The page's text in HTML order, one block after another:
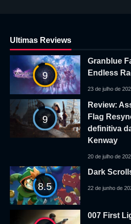
Ultimas Reviews
9
Granblue
Endless
23 de julho de
9
Review:
Flag
definitiva
Kenway
20 de julho de
8.5
Dark
22 de junho de
007 First